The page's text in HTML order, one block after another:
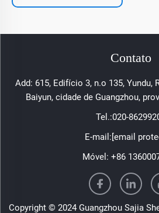
Contato
Add: 615, Edifício 3, n.o 135, Yundu,
Baiyun, cidade de Guangzhou,
Tel.:020-
E-mail:[email
Móvel: +86
Copyright © 2024 Guangzhou Sajia